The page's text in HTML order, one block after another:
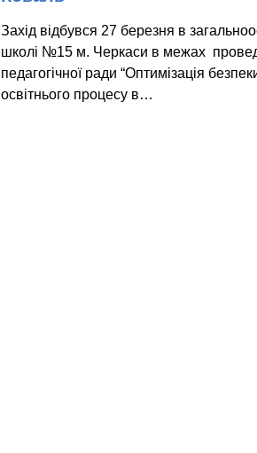
Захід відбувся 27 березня в
школі №15 м. Черкаси в межах
педагогічної ради “Оптимізація
освітнього процесу в…